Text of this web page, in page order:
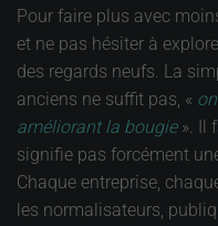
Pour faire plus avec
et ne pas hésiter à
des regards neufs. La
anciens ne suffit pas, «
améliorant la bougie». Il
signifie pas forcément
Chaque entreprise,
les normalisateurs,